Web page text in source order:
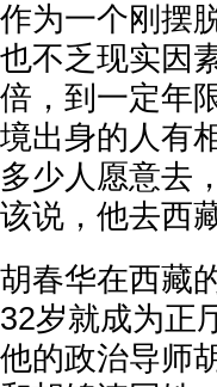
作为一个刚摆
也不乏现实因
倍，到一定年
境出身的人有
多少人愿意去
该说，他去西
胡春华在西藏
32岁就成为正
他的政治导师